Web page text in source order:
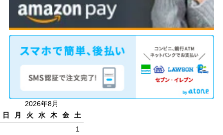
2026年8月
日
月 火 水 木 金
土
1